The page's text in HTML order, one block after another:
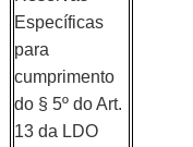
Específicas
para
cumprimento
do § 5º do Art.
13 da LDO